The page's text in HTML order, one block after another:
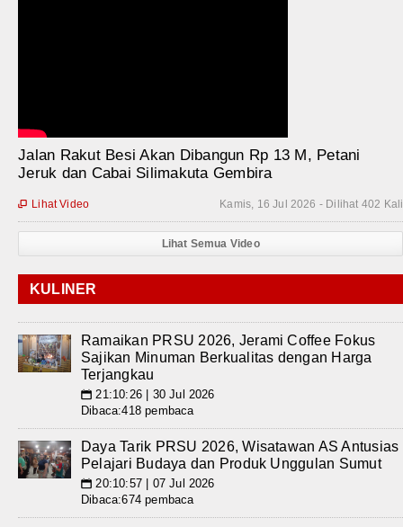
Jalan Rakut Besi Akan Dibangun Rp 13 M, Petani
Jeruk dan Cabai Silimakuta Gembira
Kamis, 16 Jul 2026 - Dilihat 402 Kali
 Lihat Video
Lihat Semua Video
KULINER
Ramaikan PRSU 2026, Jerami Coffee Fokus
Sajikan Minuman Berkualitas dengan Harga
Terjangkau
📅 21:10:26 | 30 Jul 2026
Dibaca:418 pembaca
Daya Tarik PRSU 2026, Wisatawan AS Antusias
Pelajari Budaya dan Produk Unggulan Sumut
📅 20:10:57 | 07 Jul 2026
Dibaca:674 pembaca